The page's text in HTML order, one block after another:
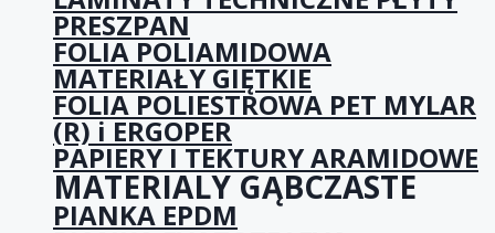
PRESZPAN
FOLIA POLIAMIDOWA
MATERIAŁY GIĘTKIE
FOLIA POLIESTROWA PET MYLAR
(R) i ERGOPER
PAPIERY I TEKTURY ARAMIDOWE
MATERIALY GĄBCZASTE
PIANKA EPDM